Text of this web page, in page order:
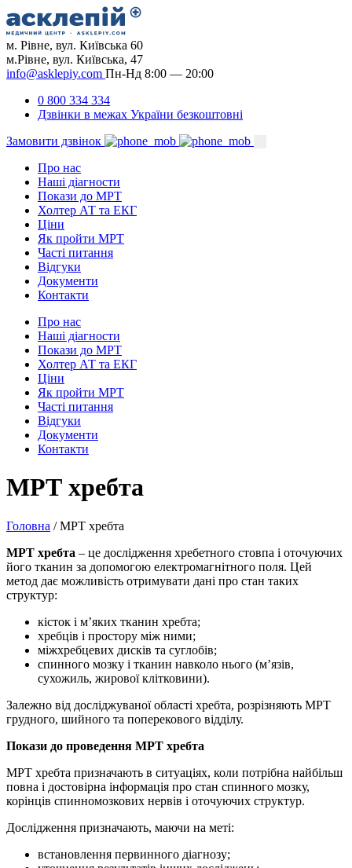
м. Рівне, вул. Київська 60
м.Рівне, вул. Київська, 47
info@asklepiy.com Пн-Нд 8:00 — 20:00
0 800 334 334
Дзвінки в межах України безкоштовні
Замовити дзвінок
Про нас
Наші діагности
Покази до МРТ
Холтер АТ та ЕКГ
Ціни
Як пройти МРТ
Часті питання
Відгуки
Документи
Контакти
Про нас
Наші діагности
Покази до МРТ
Холтер АТ та ЕКГ
Ціни
Як пройти МРТ
Часті питання
Відгуки
Документи
Контакти
МРТ хребта
Головна /МРТ хребта
МРТ хребта – це дослідження хребетного стовпа і оточуючих
його тканин за допомогою електромагнітного поля. Цей
метод дає можливість отримувати дані про стан таких
структур:
кісток і м’яких тканин хребта;
хребців і простору між ними;
міжхребцевих дисків та суглобів;
спинного мозку і тканин навколо нього (м’язів,
сухожиль, жирової клітковини).
Залежно від досліджуваної області хребта, розрізняють МРТ
грудного, шийного та поперекового відділу.
Покази до проведення МРТ хребта
МРТ хребта призначають в ситуаціях, коли потрібна найбільш
повна і достовірна інформація про стан спинного мозку,
корінців спинномозкових нервів і оточуючих структур.
Дослідження призначають, маючи на меті:
встановлення первинного діагнозу;